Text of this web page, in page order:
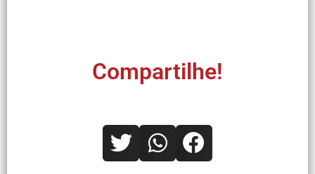
Compartilhe!